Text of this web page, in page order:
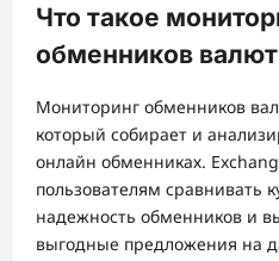
Что такое
обменников
Мониторинг обменников
который собирает и
онлайн обменниках.
пользователям сравнивать
надежность обменников и
выгодные предложения на